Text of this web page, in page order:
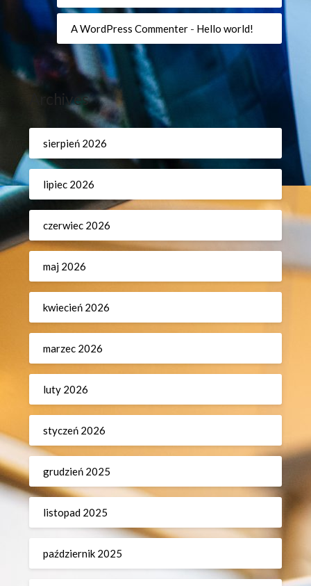
A WordPress Commenter - Hello world!
Archives
sierpień 2026
lipiec 2026
czerwiec 2026
maj 2026
kwiecień 2026
marzec 2026
luty 2026
styczeń 2026
grudzień 2025
listopad 2025
październik 2025